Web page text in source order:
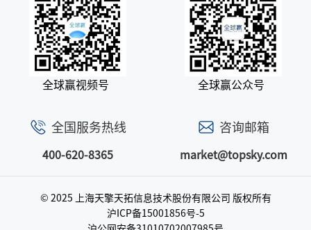
全球赢视频号 全球赢公众号
全国服务热线
400-620-8365
咨询邮箱
market@topsky.com
© 2025 上海天擎天拓信息技术股份有限公司 版权所有
沪ICP备15001856号-5